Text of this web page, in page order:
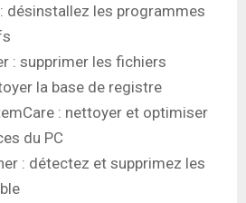
désinstallez les programmes
: supprimer les fichiers
la base de registre
: nettoyer et optimiser
du PC
: détectez et supprimez les